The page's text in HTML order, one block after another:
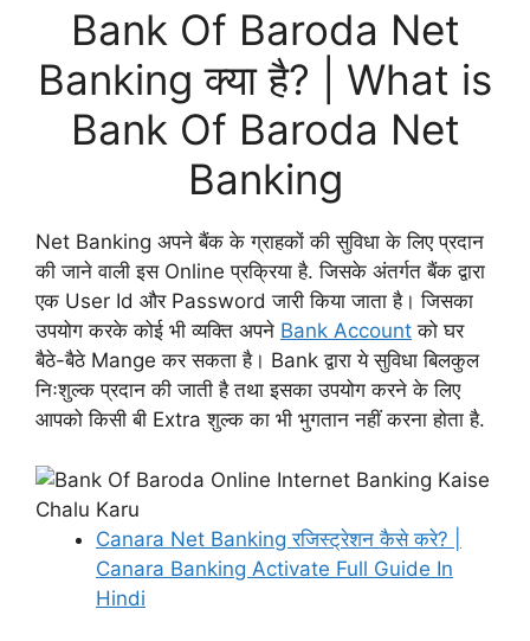
Bank Of Baroda Net
Banking क्या है? | What is
Bank Of Baroda Net
Banking
Net Banking अपने बैंक के ग्राहकों की सुविधा के लिए प्रदान
की जाने वाली इस Online प्रक्रिया है. जिसके अंतर्गत बैंक द्वारा
एक User Id और Password जारी किया जाता है। जिसका
उपयोग करके कोई भी व्यक्ति अपने Bank Account को घर
बैठे-बैठे Mange कर सकता है। Bank द्वारा ये सुविधा बिलकुल
निःशुल्क प्रदान की जाती है तथा इसका उपयोग करने के लिए
आपको किसी बी Extra शुल्क का भी भुगतान नहीं करना होता है.
Canara Net Banking रजिस्ट्रेशन कैसे करे? |
Canara Banking Activate Full Guide In
Hindi